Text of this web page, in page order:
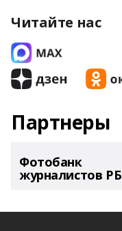
Читайте нас
Партнеры
Фотобанк
журналистов РБ